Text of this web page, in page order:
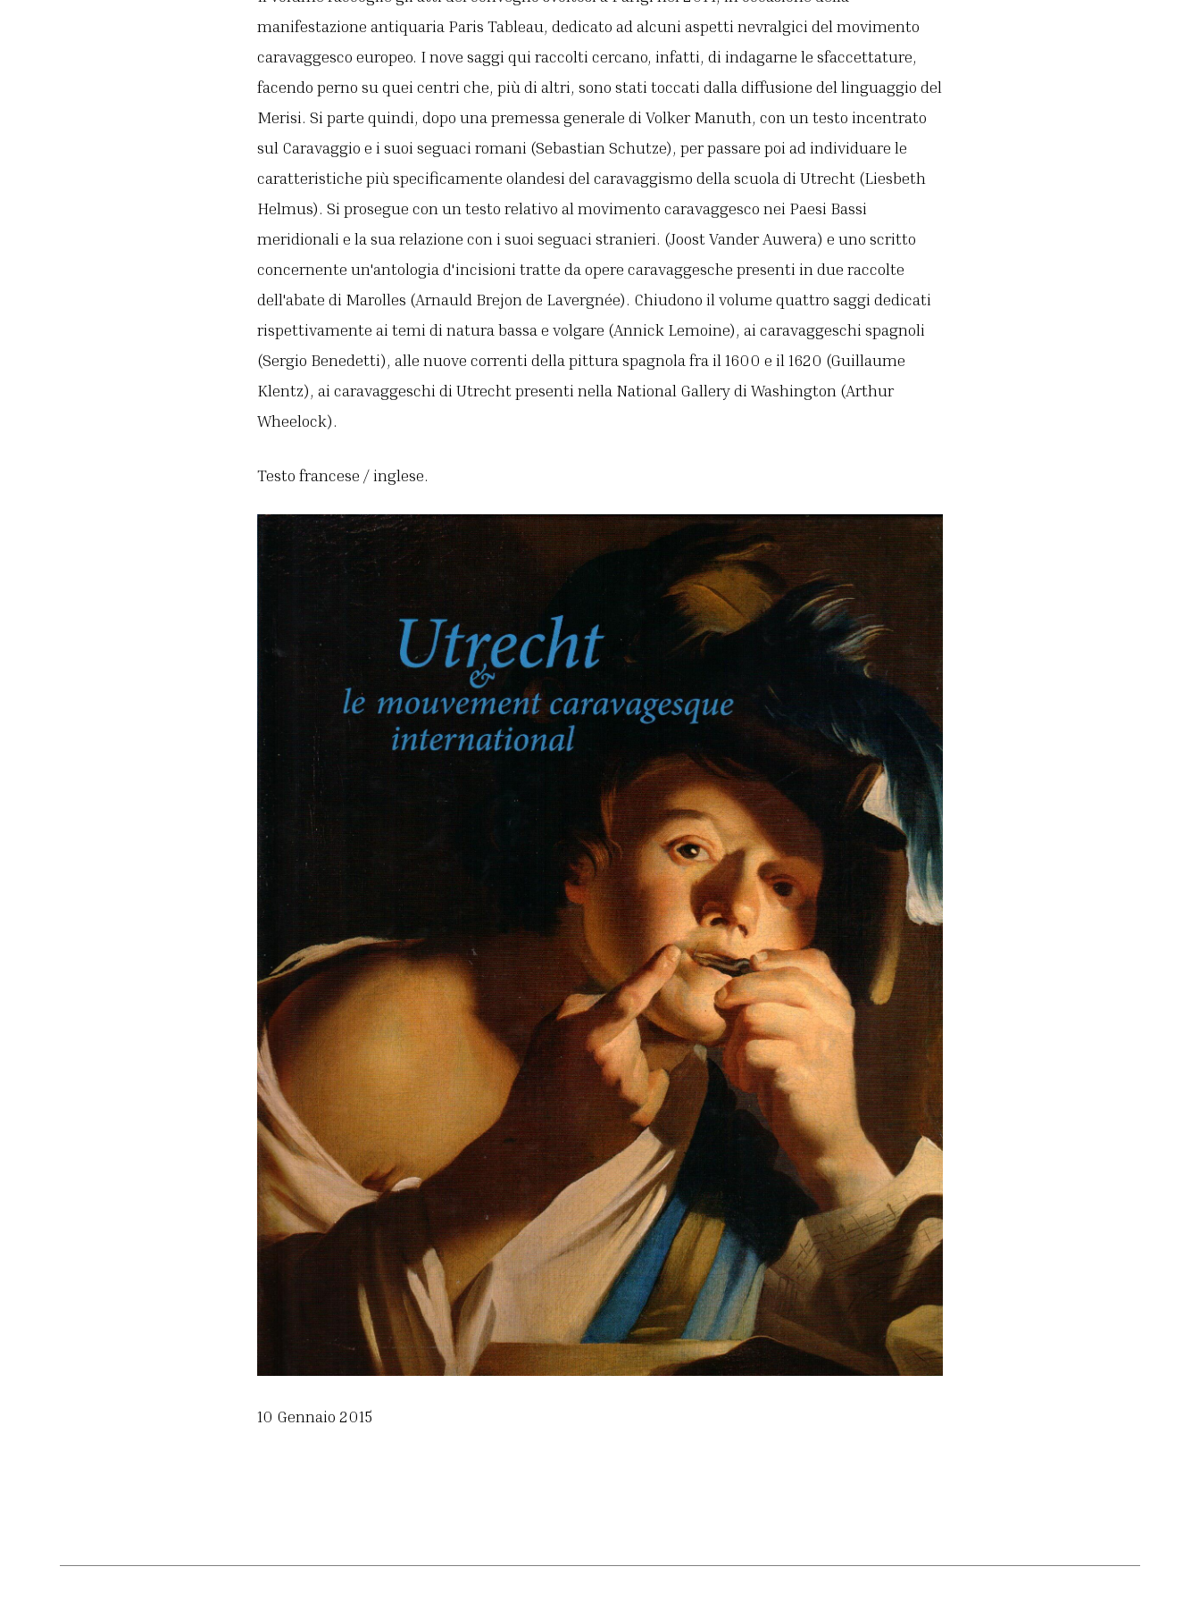
manifestazione antiquaria Paris Tableau, dedicato ad alcuni aspetti nevralgici del movimento
caravaggesco europeo. I nove saggi qui raccolti cercano, infatti, di indagarne le sfaccettature,
facendo perno su quei centri che, più di altri, sono stati toccati dalla diffusione del linguaggio del
Merisi. Si parte quindi, dopo una premessa generale di Volker Manuth, con un testo incentrato
sul Caravaggio e i suoi seguaci romani (Sebastian Schutze), per passare poi ad individuare le
caratteristiche più specificamente olandesi del caravaggismo della scuola di Utrecht (Liesbeth
Helmus). Si prosegue con un testo relativo al movimento caravaggesco nei Paesi Bassi
meridionali e la sua relazione con i suoi seguaci stranieri. (Joost Vander Auwera) e uno scritto
concernente un'antologia d'incisioni tratte da opere caravaggesche presenti in due raccolte
dell'abate di Marolles (Arnauld Brejon de Lavergnée). Chiudono il volume quattro saggi dedicati
rispettivamente ai temi di natura bassa e volgare (Annick Lemoine), ai caravaggeschi spagnoli
(Sergio Benedetti), alle nuove correnti della pittura spagnola fra il 1600 e il 1620 (Guillaume
Klentz), ai caravaggeschi di Utrecht presenti nella National Gallery di Washington (Arthur
Wheelock).
Testo francese / inglese.
10 Gennaio 2015